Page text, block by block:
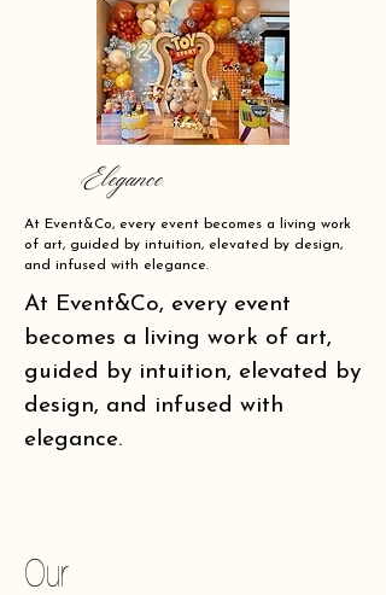
Elegance
At Event&Co, every event becomes a living work
of art, guided by intuition, elevated by design,
and infused with elegance.
At Event&Co, every event
becomes a living work of art,
guided by intuition, elevated by
design, and infused with
elegance.
Our